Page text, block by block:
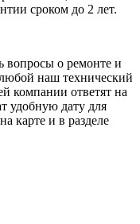
сроком до 2 лет.
вопросы о ремонте и
наш технический
компании ответят на
удобную дату для
карте и в разделе